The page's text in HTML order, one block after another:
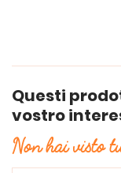
Questi
vostro
Non hai visto